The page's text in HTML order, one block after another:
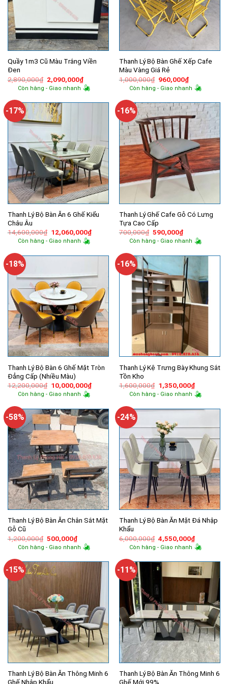
Quầy 1m3 Cũ Màu Trắng Viền
Đen
2,890,000₫ Giá
gốc
là:
2,090,000₫Giá
hiện
tại
2,090,000₫.
Còn hàng - Giao nhanh
Thanh Lý Bộ Bàn Ghế Xếp Cafe
Màu Vàng Giá Rẻ
1,000,000₫ Giá
gốc
là:
960,000₫Giá
hiện
tại
960,000₫.
Còn hàng - Giao nhanh
-17%
Thanh Lý Bộ Bàn Ăn 6 Ghế Kiểu
Châu Âu
14,600,000₫ Giá
gốc
là:
12,060,000₫Giá
hiện
12,060,000₫.
Còn hàng - Giao nhanh
-16%
Thanh Lý Ghế Cafe Gỗ Có Lưng
Tựa Cao Cấp
700,000₫ Giá
gốc
là:
590,000₫Giá
hiện
tại
590,000₫.
Còn hàng - Giao nhanh
-18%
Thanh Lý Bộ Bàn 6 Ghế Mặt Tròn
Đẳng Cấp (Nhiều Màu)
12,200,000₫ Giá
gốc
là:
10,000,000₫Giá
hiện
10,000,000₫.
Còn hàng - Giao nhanh
-16%
Thanh Lý Kệ Trưng Bày Khung Sắt
Tồn Kho
1,600,000₫ Giá
gốc
là:
1,350,000₫Giá
hiện
tại
Còn hàng - Giao nhanh
-58%
Thanh Lý Bộ Bàn Ăn Chân Sắt Mặt
Gỗ Cũ
1,200,000₫ Giá
gốc
là:
500,000₫Giá
hiện
tại
500,000₫.
Còn hàng - Giao nhanh
-24%
Thanh Lý Bộ Bàn Ăn Mặt Đá Nhập
Khẩu
6,000,000₫ Giá
gốc
là:
4,550,000₫Giá
hiện
tại
Còn hàng - Giao nhanh
-15%
Thanh Lý Bộ Bàn Ăn Thông Minh 6
Ghế Nhập Khẩu
-11%
Thanh Lý Bộ Bàn Ăn Thông Minh 6
Ghế Mới 99%